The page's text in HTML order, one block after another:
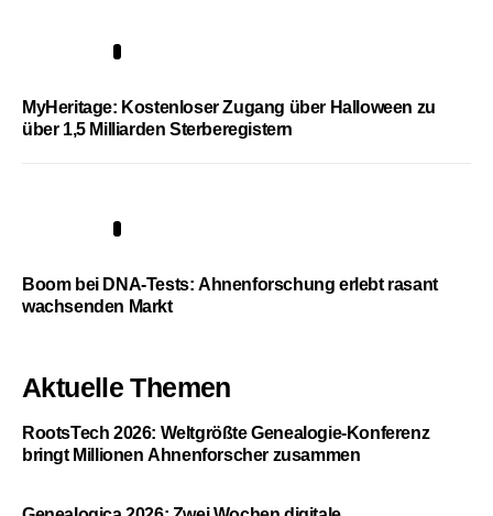
MyHeritage: Kostenloser Zugang über Halloween zu
über 1,5 Milliarden Sterberegistern
Boom bei DNA-Tests: Ahnenforschung erlebt rasant
wachsenden Markt
Aktuelle Themen
RootsTech 2026: Weltgrößte Genealogie-Konferenz
bringt Millionen Ahnenforscher zusammen